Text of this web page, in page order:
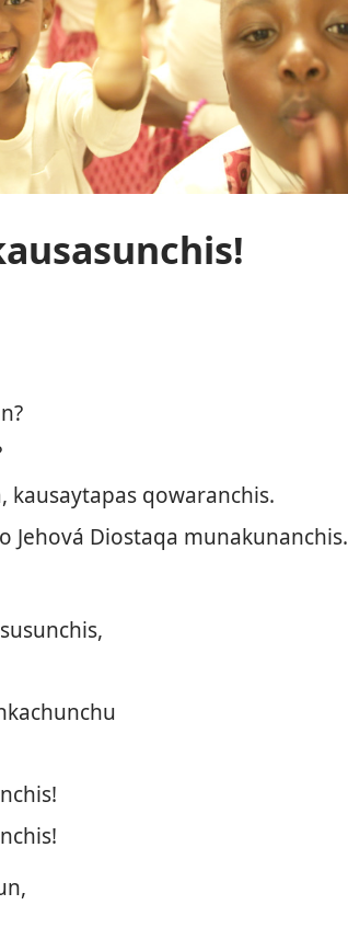
kausaytapas qowaranchis.
Jehová Diostaqa munakunanchis.